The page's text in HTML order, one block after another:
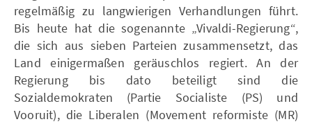
regelmäßig zu langwierigen Verhandlungen führt.
Bis heute hat die sogenannte „Vivaldi-Regierung“,
die sich aus sieben Parteien zusammensetzt, das
Land einigermaßen geräuschlos regiert. An der
Regierung bis dato beteiligt sind die
Sozialdemokraten (Partie Socialiste (PS) und
Vooruit), die Liberalen (Movement reformiste (MR)